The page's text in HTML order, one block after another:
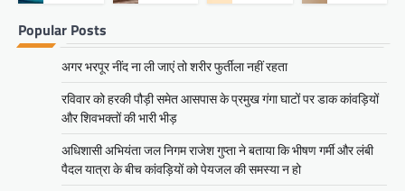
Popular Posts
अगर भरपूर नींद ना ली जाएं तो शरीर फुर्तीला नहीं रहता
रविवार को हरकी पौड़ी समेत आसपास के प्रमुख गंगा घाटों पर डाक कांवड़ियों
और शिवभक्तों की भारी भीड़
अधिशासी अभियंता जल निगम राजेश गुप्ता ने बताया कि भीषण गर्मी और लंबी
पैदल यात्रा के बीच कांवड़ियों को पेयजल की समस्या न हो